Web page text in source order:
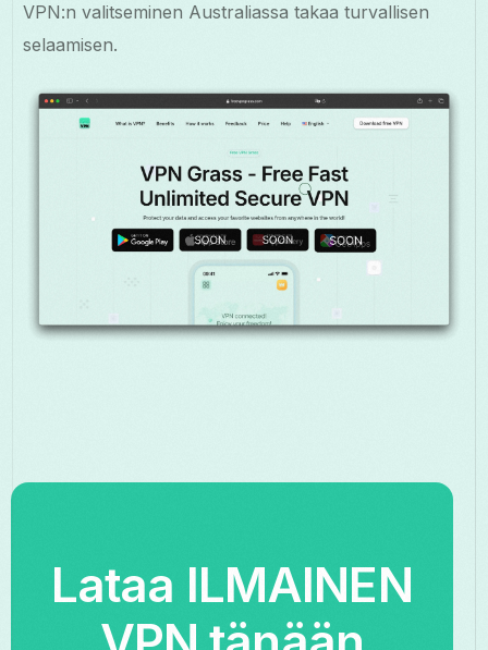
VPN:n valitseminen Australiassa takaa turvallisen
selaamisen.
Lataa ILMAINEN